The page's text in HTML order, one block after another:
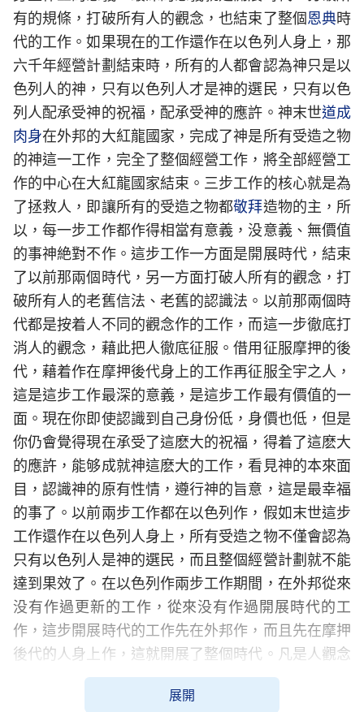
有的規條，打破所有人的觀念，也結束了整個恩典時
代的工作。如果現在的工作還作在以色列人身上，那
六千年經營計劃結束時，所有的人都會認為神只是以
色列人的神，只有以色列人才是神的選民，只有以色
列人配承受神的祝福，配承受神的應許。神末世道成
肉身在外邦的大紅龍國家，完成了神是所有受造之物
的神這一工作，完全了整個經營工作，將全部經營工
作的中心在大紅龍國家結束。三步工作的核心就是為
了拯救人，即讓所有的受造之物都敬拜造物的主，所
以，每一步工作都作得相當有意義，没意義、無價值
的事神絶對不作。這步工作一方面是開展時代，結束
了以前那兩個時代，另一方面打破人所有的觀念，打
破所有人的老舊信法、老舊的認識法。以前那兩個時
代都是按着人不同的觀念作的工作，而這一步徹底打
消人的觀念，藉此把人徹底征服。借用征服摩押的後
代，藉着作在摩押後代身上的工作再征服全宇之人，
這是這步工作最深的意義，是這步工作最有價值的一
面。現在你即使認識到自己身份低，身價也低，但是
你仍會覺得現在承受了這麽大的祝福，得着了這麽大
的應許，能够成就神這麽大的工作，看見神的本來面
目，認識神的原有性情，遵行神的旨意，這是最幸福
的事了。以前兩步工作都在以色列作，假如末世這步
工作還作在以色列人身上，所有受造之物不僅會認為
只有以色列人是神的選民，而且整個經營計劃就不能
達到果效了。在以色列作兩步工作期間，在外邦從來
没有作過更新的工作，從來没有作過開展時代的工
作，這步開展時代的工作先在外邦作，而且先在摩押
後代的人身上作，這就開展了整個時代。凡是人觀念
裏面所認識的，神都給打破了，哪個都不得存在，人
的觀念、人以前那些老舊的認識法都在征服工作中給
展開